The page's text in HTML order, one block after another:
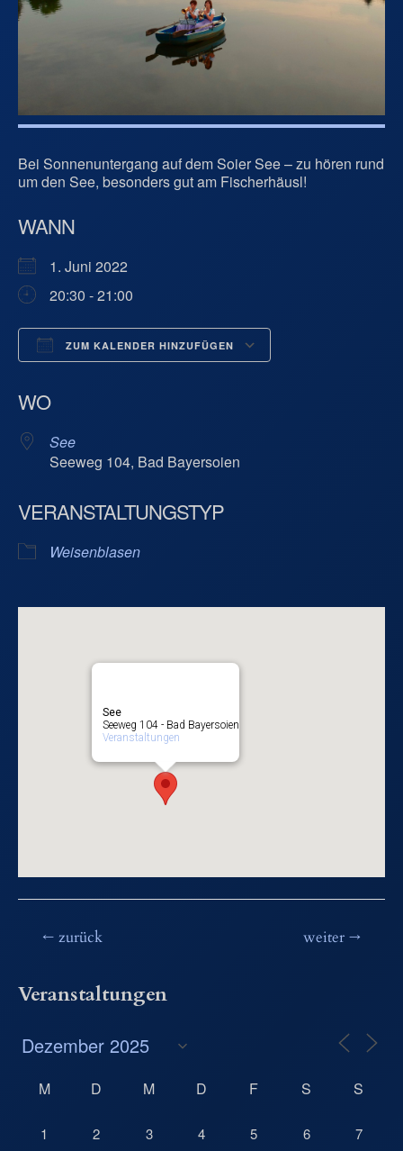
Bei Sonnenuntergang auf dem Soier See – zu hören rund
um den See, besonders gut am Fischerhäusl!
WANN
1. Juni 2022
20:30 - 21:00
ZUM KALENDER HINZUFÜGEN
WO
See
Seeweg 104, Bad Bayersoien
VERANSTALTUNGSTYP
Weisenblasen
See
Seeweg 104 - Bad Bayersoien
Veranstaltungen
Beitragsnavigation
←zurück weiter→
Veranstaltungen
M D M D F S S
1 2 3 4 5 6 7